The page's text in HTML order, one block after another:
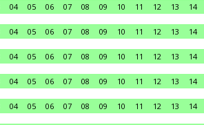
04 05 06 07 08 09 10 11 12 13 14
04 05 06 07 08 09 10 11 12 13 14
04 05 06 07 08 09 10 11 12 13 14
04 05 06 07 08 09 10 11 12 13 14
04 05 06 07 08 09 10 11 12 13 14